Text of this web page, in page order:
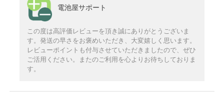
電池屋サポート
この度は高評価レビューを頂き誠にありがとうございま
す。発送の早さをお褒めいただき、大変嬉しく思います。
レビューポイントも付与させていただきましたので、ぜひ
ご活用ください。またのご利用を心よりお待ちしておりま
す。